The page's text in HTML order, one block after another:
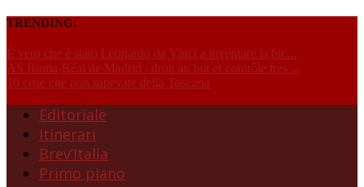
TRENDING:
È vero che è stato Leonardo da Vinci a inventare la bic...
AS Roma-Réal de Madrid : droit au but et contrôle très ...
10 cose che non sapevate della Toscana
Editoriale
Itinerari
Brev’Italia
Primo piano